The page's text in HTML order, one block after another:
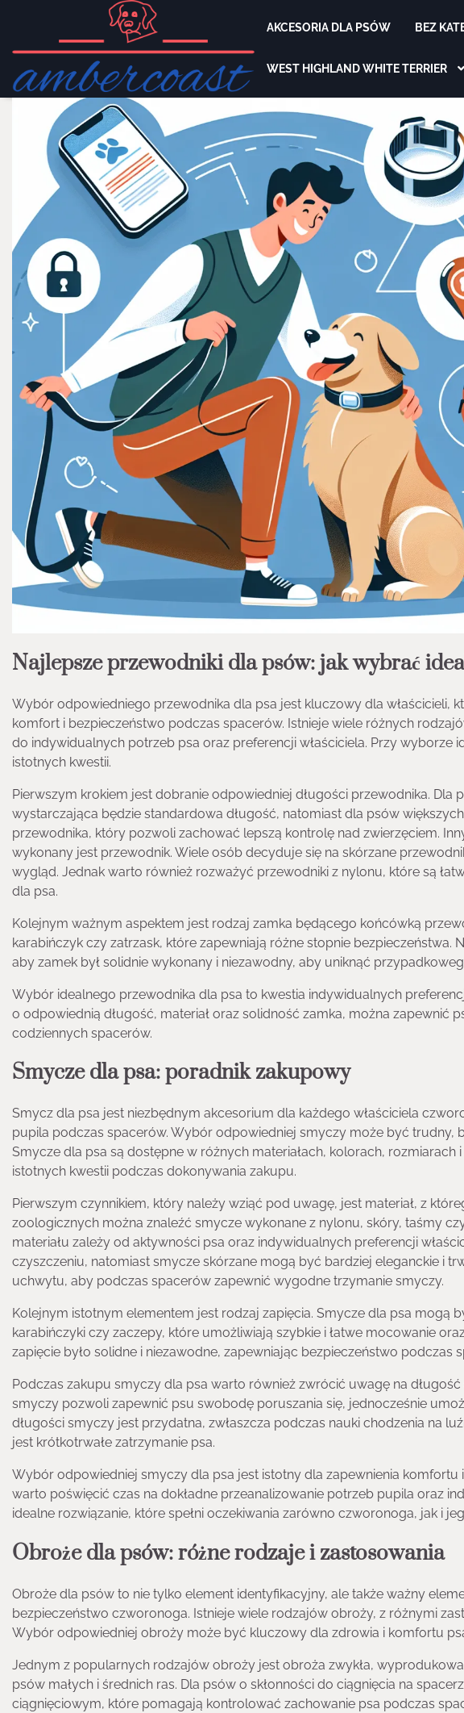
content
AKCESORIA DLA PSÓW BEZ
WEST HIGHLAND WHITE TERRIER
Najlepsze przewodniki dla psów: jak wybrać
Wybór odpowiedniego przewodnika dla psa jest kluczowy dla właścicieli,
komfort i bezpieczeństwo podczas spacerów. Istnieje wiele różnych
do indywidualnych potrzeb psa oraz preferencji właściciela. Przy wyborze
istotnych kwestii.
Pierwszym krokiem jest dobranie odpowiedniej długości przewodnika. Dla
wystarczająca będzie standardowa długość, natomiast dla psów
przewodnika, który pozwoli zachować lepszą kontrolę nad zwierzęciem.
wykonany jest przewodnik. Wiele osób decyduje się na skórzane
wygląd. Jednak warto również rozważyć przewodniki z nylonu, które są
dla psa.
Kolejnym ważnym aspektem jest rodzaj zamka będącego końcówką
karabińczyk czy zatrzask, które zapewniają różne stopnie bezpieczeństwa.
aby zamek był solidnie wykonany i niezawodny, aby uniknąć
Wybór idealnego przewodnika dla psa to kwestia indywidualnych
o odpowiednią długość, materiał oraz solidność zamka, można zapewnić
codziennych spacerów.
Smycze dla psa: poradnik zakupowy
Smycz dla psa jest niezbędnym akcesorium dla każdego właściciela
pupila podczas spacerów. Wybór odpowiedniej smyczy może być
Smycze dla psa są dostępne w różnych materiałach, kolorach,
istotnych kwestii podczas dokonywania zakupu.
Pierwszym czynnikiem, który należy wziąć pod uwagę, jest materiał, z
zoologicznych można znaleźć smycze wykonane z nylonu, skóry, taśmy
materiału zależy od aktywności psa oraz indywidualnych preferencji
czyszczeniu, natomiast smycze skórzane mogą być bardziej eleganckie i
uchwytu, aby podczas spacerów zapewnić wygodne trzymanie smyczy.
Kolejnym istotnym elementem jest rodzaj zapięcia. Smycze dla psa mogą
karabińczyki czy zaczepy, które umożliwiają szybkie i łatwe mocowanie
zapięcie było solidne i niezawodne, zapewniając bezpieczeństwo podczas
Podczas zakupu smyczy dla psa warto również zwrócić uwagę na
smyczy pozwoli zapewnić psu swobodę poruszania się, jednocześnie
długości smyczy jest przydatna, zwłaszcza podczas nauki chodzenia na
jest krótkotrwałe zatrzymanie psa.
Wybór odpowiedniej smyczy dla psa jest istotny dla zapewnienia komfortu
warto poświęcić czas na dokładne przeanalizowanie potrzeb pupila oraz
idealne rozwiązanie, które spełni oczekiwania zarówno czworonoga, jak i
Obroże dla psów: różne rodzaje i zastosowania
Obroże dla psów to nie tylko element identyfikacyjny, ale także ważny
bezpieczeństwo czworonoga. Istnieje wiele rodzajów obroży, z różnymi
Wybór odpowiedniej obroży może być kluczowy dla zdrowia i komfortu
Jednym z popularnych rodzajów obroży jest obroża zwykła,
psów małych i średnich ras. Dla psów o skłonności do ciągnięcia na
ciągnięciowym, które pomagają kontrolować zachowanie psa podczas